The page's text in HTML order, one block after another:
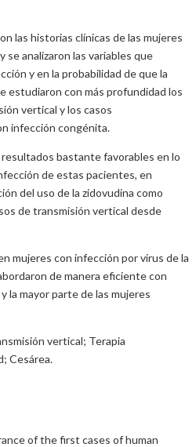
las historias clínicas de las mujeres
analizaron las variables que
y en la probabilidad de que la
estudiaron con más profundidad los
vertical y los casos
infección congénita.
bastante favorables en lo
de estas pacientes, en
del uso de la zidovudina como
de transmisión vertical desde
mujeres con infección por virus de la
de manera eficiente con
la mayor parte de las mujeres
vertical; Terapia
Cesárea.
of the first cases of human